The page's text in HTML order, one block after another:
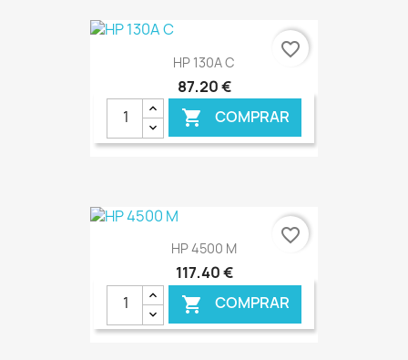
€ ONLINE
HP 130A C
87,20 €
 COMPRAR
€ ONLINE
favorite_border
HP 4500 M
117,40 €
 COMPRAR
favorite_border